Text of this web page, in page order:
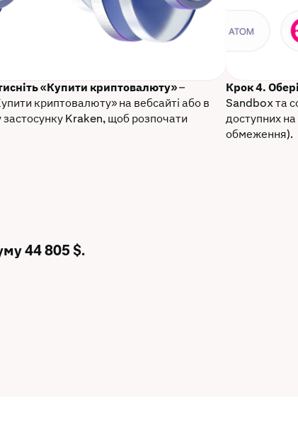
«Купити криптовалюту»–
криптовалюту» на вебсайті або в
застосунку Kraken, щоб розпочати
Крок 4.
Sandbox та
доступних
обмеження).
44 805 $.